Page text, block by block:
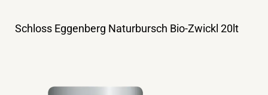
Schloss Eggenberg Naturbursch Bio-Zwickl 20lt